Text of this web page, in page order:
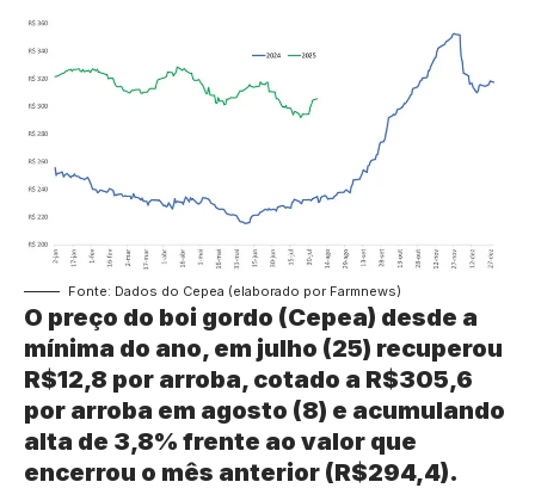
Fonte: Dados do Cepea (elaborado por Farmnews)
O preço do boi gordo (Cepea) desde a
mínima do ano, em julho (25) recuperou
R$12,8 por arroba, cotado a R$305,6
por arroba em agosto (8) e acumulando
alta de 3,8% frente ao valor que
encerrou o mês anterior (R$294,4).